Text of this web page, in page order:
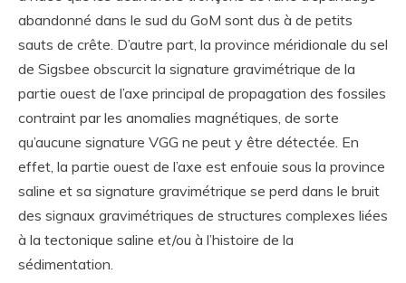
abandonné dans le sud du GoM sont dus à de petits
sauts de crête. D’autre part, la province méridionale du sel
de Sigsbee obscurcit la signature gravimétrique de la
partie ouest de l’axe principal de propagation des fossiles
contraint par les anomalies magnétiques, de sorte
qu’aucune signature VGG ne peut y être détectée. En
effet, la partie ouest de l’axe est enfouie sous la province
saline et sa signature gravimétrique se perd dans le bruit
des signaux gravimétriques de structures complexes liées
à la tectonique saline et/ou à l’histoire de la
sédimentation.